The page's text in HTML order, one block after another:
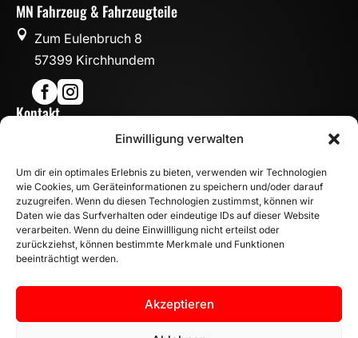
Einwilligung verwalten
Um dir ein optimales Erlebnis zu bieten, verwenden wir Technologien
wie Cookies, um Geräteinformationen zu speichern und/oder darauf
zuzugreifen. Wenn du diesen Technologien zustimmst, können wir
Daten wie das Surfverhalten oder eindeutige IDs auf dieser Website
verarbeiten. Wenn du deine Einwillligung nicht erteilst oder
zurückziehst, können bestimmte Merkmale und Funktionen
beeinträchtigt werden.
Akzeptieren
MN Fahrzeug & Fahrzeugteile

Zum Eulenbruch 8
57399 Kirchhundem

Kontakt
info@mn-fahrzeugteile.de
 WhatsApp
Öffnungszeiten
 Mo - Fr: 8:00 – 17:00 Uhr
Sa: 10:00 – 14:00 Uhr
INFORMATION
Zahlungsarten
Versandinformationen
Widerrufsbelehrung